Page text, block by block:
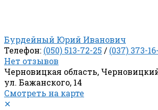
Бурдейный Юрий Иванович
Телефон: (050) 513-72-25 / (037) 373-
Нет отзывов
Черновицкая область,
ул. Бажанского, 14
Смотреть на карте
✕